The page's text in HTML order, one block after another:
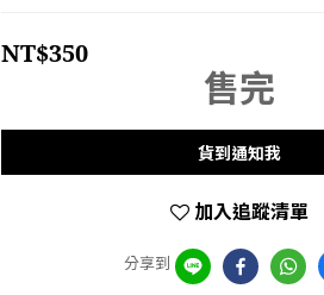
NT$350
售完
貨到通知我
加入追蹤清單
分享到